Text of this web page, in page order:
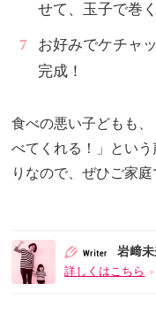
せて、玉子で巻
お好みでケチャ
完成！
食べの悪い子どもも
べてくれる！」とい
りなので、ぜひご家
岩﨑
詳しくはこちら